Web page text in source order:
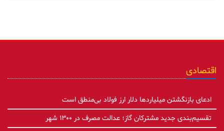
اقتصادی
ادعای بازنگشتن میلیاردها دلار ارز فولاد بی‌منطق است
تقسیم‌بندی جدید مشترکان گاز؛ عدالت مصرف در ۱۳۰۰ شهر